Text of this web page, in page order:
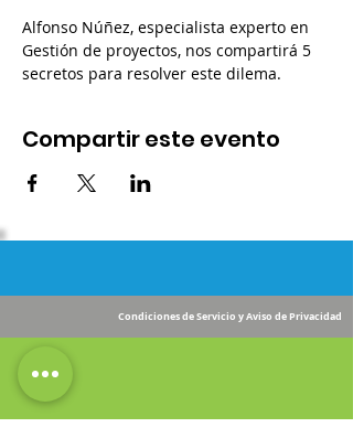
Alfonso Núñez, especialista experto en
Gestión de proyectos, nos compartirá 5
secretos para resolver este dilema.
Compartir este evento
Condiciones de Servicio y Aviso de Privacidad